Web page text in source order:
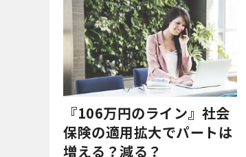
『106万円のライン』社会
保険の適用拡大でパートは
増える？減る？